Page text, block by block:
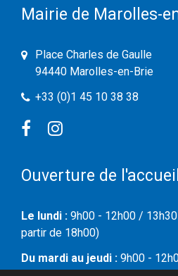
Mairie de Marolles-
Place Charles de Gaulle
94440 Marolles-en-Brie
+33 (0)1 45 10 38 38
FacebookInstagram
Ouverture de
Le lundi : 9h00 - 12h00 /
partir de 18h00)
Du mardi au jeudi : 9h00 -